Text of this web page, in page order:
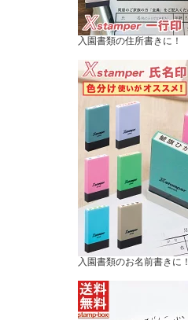
入園書類の住所書きに！
入園書類のお名前書きに！